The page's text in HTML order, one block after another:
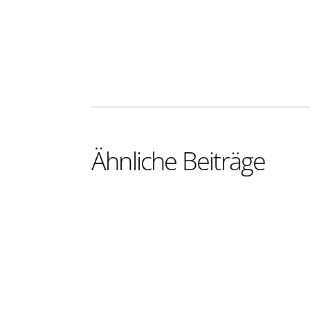
Ähnliche Beiträge